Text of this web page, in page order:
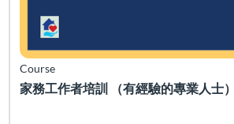
家務工作者培訓 （有經驗的專業人士）
Course